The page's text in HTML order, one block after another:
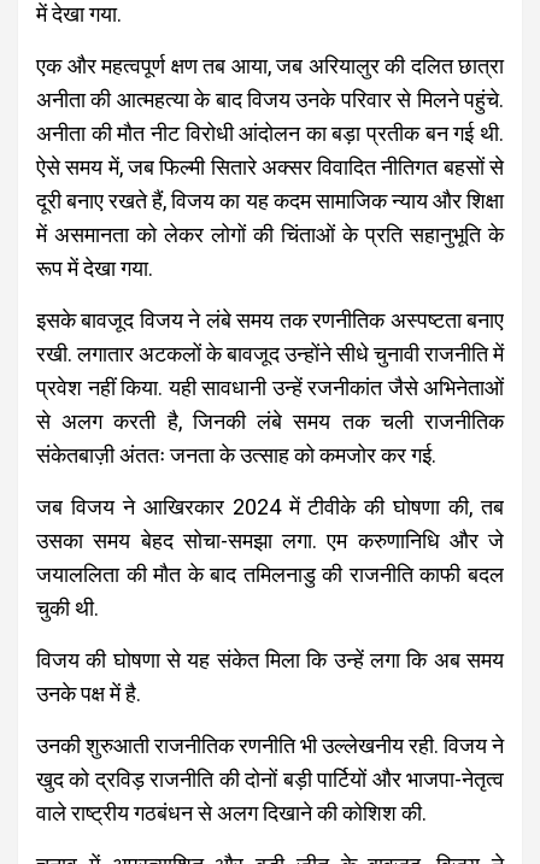
में देखा गया.
एक और महत्वपूर्ण क्षण तब आया, जब अरियालुर की दलित छात्रा
अनीता की आत्महत्या के बाद विजय उनके परिवार से मिलने पहुंचे.
अनीता की मौत नीट विरोधी आंदोलन का बड़ा प्रतीक बन गई थी.
ऐसे समय में, जब फिल्मी सितारे अक्सर विवादित नीतिगत बहसों से
दूरी बनाए रखते हैं, विजय का यह कदम सामाजिक न्याय और शिक्षा
में असमानता को लेकर लोगों की चिंताओं के प्रति सहानुभूति के
रूप में देखा गया.
इसके बावजूद विजय ने लंबे समय तक रणनीतिक अस्पष्टता बनाए
रखी. लगातार अटकलों के बावजूद उन्होंने सीधे चुनावी राजनीति में
प्रवेश नहीं किया. यही सावधानी उन्हें रजनीकांत जैसे अभिनेताओं
से अलग करती है, जिनकी लंबे समय तक चली राजनीतिक
संकेतबाज़ी अंततः जनता के उत्साह को कमजोर कर गई.
जब विजय ने आखिरकार 2024 में टीवीके की घोषणा की, तब
उसका समय बेहद सोचा-समझा लगा. एम करुणानिधि और जे
जयाललिता की मौत के बाद तमिलनाडु की राजनीति काफी बदल
चुकी थी.
विजय की घोषणा से यह संकेत मिला कि उन्हें लगा कि अब समय
उनके पक्ष में है.
उनकी शुरुआती राजनीतिक रणनीति भी उल्लेखनीय रही. विजय ने
खुद को द्रविड़ राजनीति की दोनों बड़ी पार्टियों और भाजपा-नेतृत्व
वाले राष्ट्रीय गठबंधन से अलग दिखाने की कोशिश की.